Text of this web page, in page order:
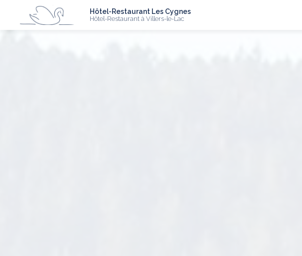
contenu
Hôtel-Restaurant Les Cygnes
Hôtel-Restaurant à Villers-le-Lac